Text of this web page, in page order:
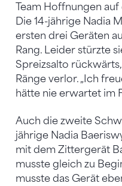
Team Hoffnungen
Die 14-jährige Nadia
ersten drei Geräten
Rang. Leider stürzte
Spreizsalto
Ränge verlor. „Ich
hätte nie erwartet im
Auch die zweite
jährige Nadia
mit dem Zittergerät
musste gleich zu
musste das Gerät